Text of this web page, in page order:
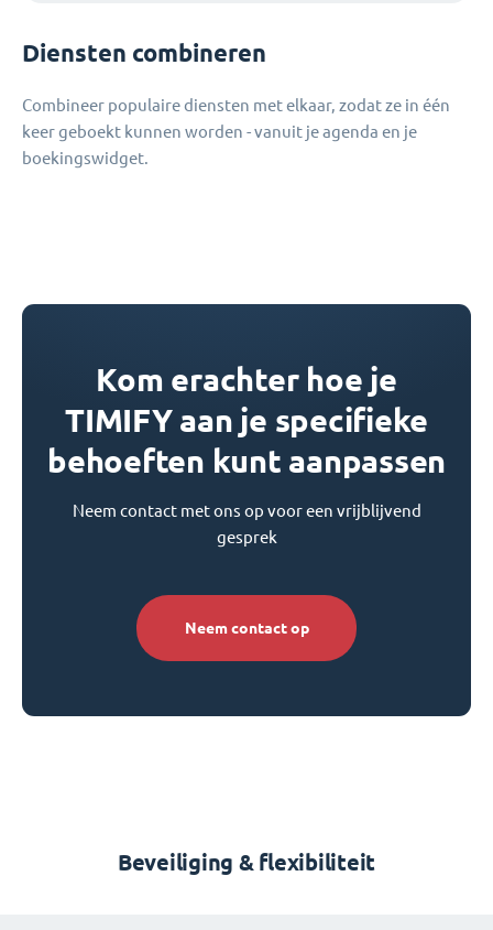
Diensten combineren
Combineer populaire diensten met elkaar, zodat ze in één
keer geboekt kunnen worden - vanuit je agenda en je
boekingswidget.
Kom erachter hoe je
TIMIFY aan je specifieke
behoeften kunt aanpassen
Neem contact met ons op voor een vrijblijvend
gesprek
Neem contact op
Beveiliging & flexibiliteit